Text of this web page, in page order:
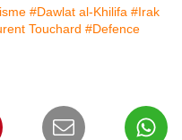
#Dawlat al-Khilifa #Irak
Touchard #Defence